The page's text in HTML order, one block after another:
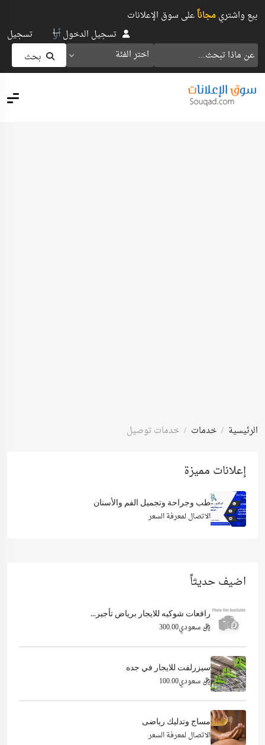
بيع واشتريمجاناًعلى سوق الإعلانات
اختر الفئة بحث
تسجيل الدخولأو تسجيل
الرئيسية خدمات خدمات توصيل
إعلانات مميزة
طب وجراحة وتجميل الفم والأسنان
الاتصال لمعرفة السعر
اضيف حديثاً
رافعات شوكيه للايجار برياض تأجير...
ريال سعودي300.00
سيزرلفت للايجار في جده
ريال سعودي100.00
مساج وتدليك رياضى
الاتصال لمعرفة السعر